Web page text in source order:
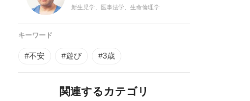
新生児学、医事法学、生命倫理学
キーワード
#不安 #遊び #3歳
関連するカテゴリ